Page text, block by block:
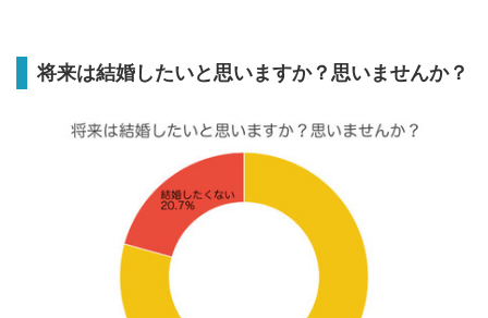
将来は結婚したいと思いますか？思いませんか？